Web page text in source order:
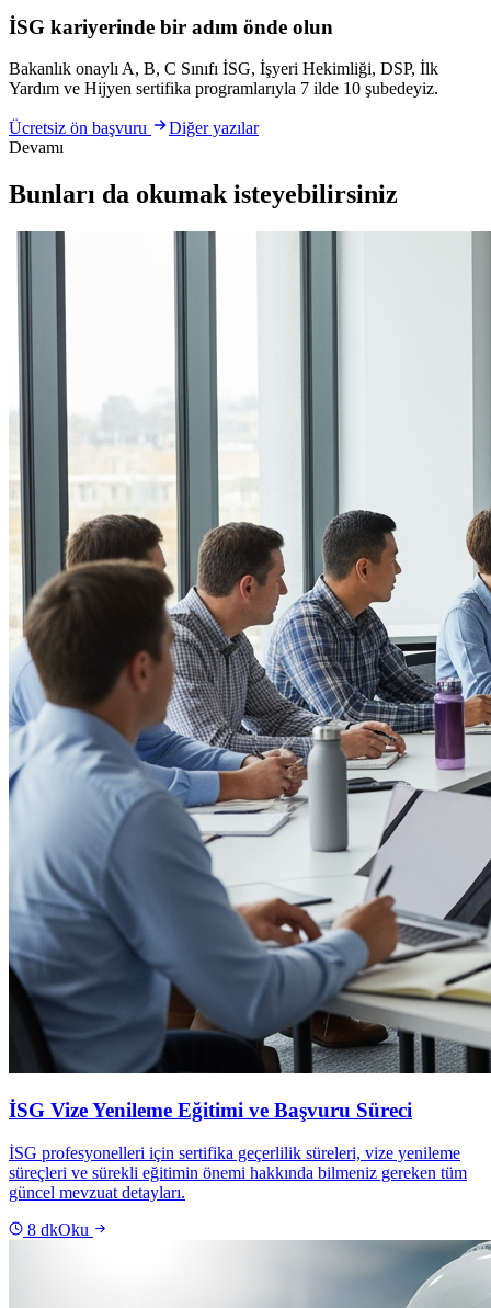
İSG kariyerinde bir adım önde olun
Bakanlık onaylı A, B, C Sınıfı İSG, İşyeri Hekimliği, DSP, İlk
Yardım ve Hijyen sertifika programlarıyla 7 ilde 10 şubedeyiz.
Ücretsiz ön başvuru
Diğer yazılar
Devamı
Bunları da okumak isteyebilirsiniz
İSG Vize Yenileme Eğitimi ve Başvuru Süreci
İSG profesyonelleri için sertifika geçerlilik süreleri, vize yenileme
süreçleri ve sürekli eğitimin önemi hakkında bilmeniz gereken tüm
güncel mevzuat detayları.
8 dkOku